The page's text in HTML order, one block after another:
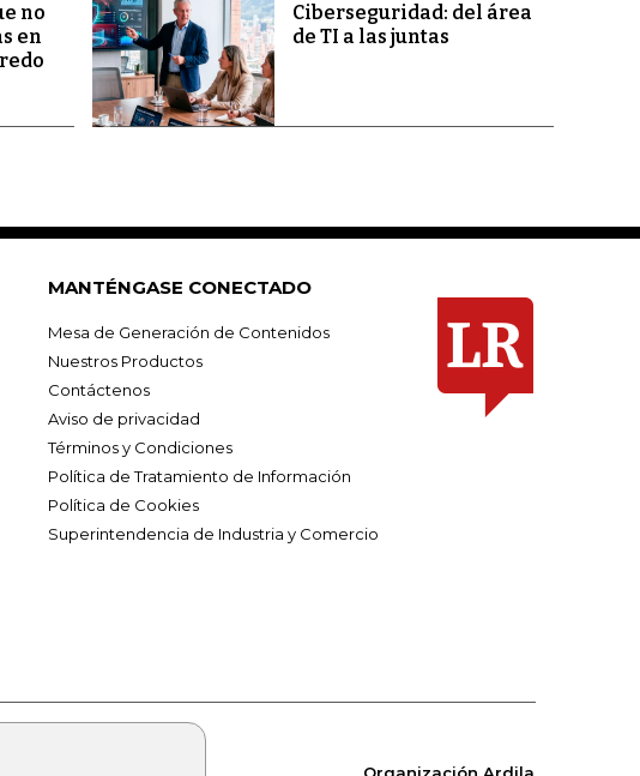
no
en
Ciberseguridad: del área
de TI a las juntas
MANTÉNGASE CONECTADO
Mesa de Generación de Contenidos
Nuestros Productos
Contáctenos
Aviso de privacidad
Términos y Condiciones
Política de Tratamiento de Información
Política de Cookies
Superintendencia de Industria y Comercio